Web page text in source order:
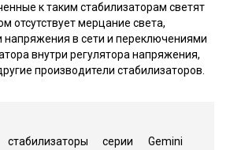
к таким стабилизаторам светят
отсутствует мерцание света,
напряжения в сети и переключениями
внутри регулятора напряжения,
производители стабилизаторов.
серии Gemini